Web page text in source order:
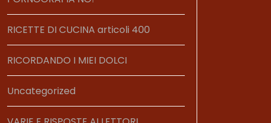
RICETTE DI CUCINA articoli 400
RICORDANDO I MIEI DOLCI
Uncategorized